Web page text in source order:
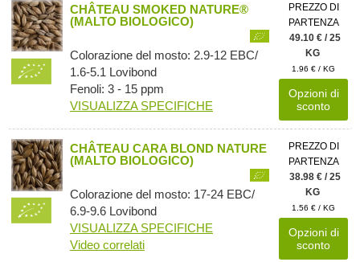
CHÂTEAU SMOKED NATURE®
(MALTO BIOLOGICO)
Colorazione del mosto: 2.9-12 EBC/
1.6-5.1 Lovibond
Fenoli: 3 - 15 ppm
VISUALIZZA SPECIFICHE
PREZZO DI
PARTENZA
49.10 € / 25
KG
1.96 € / KG
Opzioni di
sconto
CHÂTEAU CARA BLOND NATURE
(MALTO BIOLOGICO)
Colorazione del mosto: 17-24 EBC/
6.9-9.6 Lovibond
VISUALIZZA SPECIFICHE
Video correlati
PREZZO DI
PARTENZA
38.98 € / 25
KG
1.56 € / KG
Opzioni di
sconto